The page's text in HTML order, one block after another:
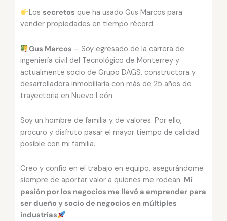
Los secretos que ha usado Gus Marcos para
vender propiedades en tiempo récord.
Gus Marcos – Soy egresado de la carrera de
ingeniería civil del Tecnológico de Monterrey y
actualmente socio de Grupo DAGS, constructora y
desarrolladora inmobiliaria con más de 25 años de
trayectoria en Nuevo León.
Soy un hombre de familia y de valores. Por ello,
procuro y disfruto pasar el mayor tiempo de calidad
posible con mi familia.
Creo y confío en el trabajo en equipo, asegurándome
siempre de aportar valor a quienes me rodean. Mi
pasión por los negocios me llevó a emprender para
ser dueño y socio de negocios en múltiples
industrias